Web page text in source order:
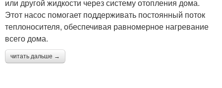
или другой жидкости через систему отопления дома.
Этот насос помогает поддерживать постоянный поток
теплоносителя, обеспечивая равномерное нагревание
всего дома.
читать дальше →